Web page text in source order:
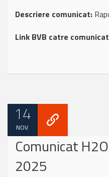
Descriere comunicat:
Link BVB catre
14
NOV.
Comunicat
2025